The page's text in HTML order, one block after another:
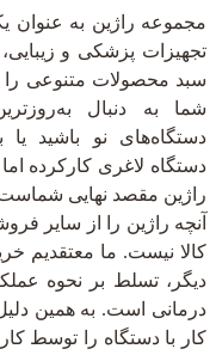
مجموعه راژین به عنوان
تجهیزات پزشکی و
سبد محصولات متنوعی
شما به دنبال
دستگاه‌های نو باشید یا
دستگاه لاغری کارکرده
راژین مقصد نهایی
آنچه راژین را از سایر
کالا نیست. ما معتقدیم
دیگر، تسلط بر نحوه
درمانی است. به همین
کار با دستگاه را توسط